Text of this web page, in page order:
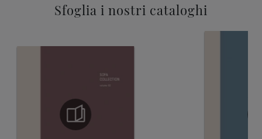
Sfoglia i nostri cataloghi